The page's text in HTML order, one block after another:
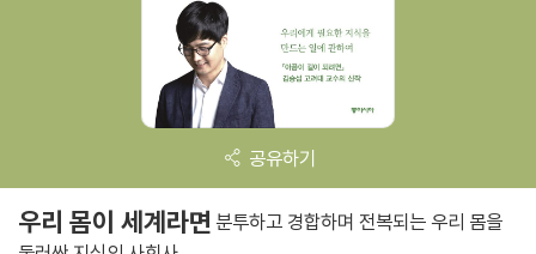
공유하기
우리 몸이 세계라면 분투하고 경합하며 전복되는 우리 몸을